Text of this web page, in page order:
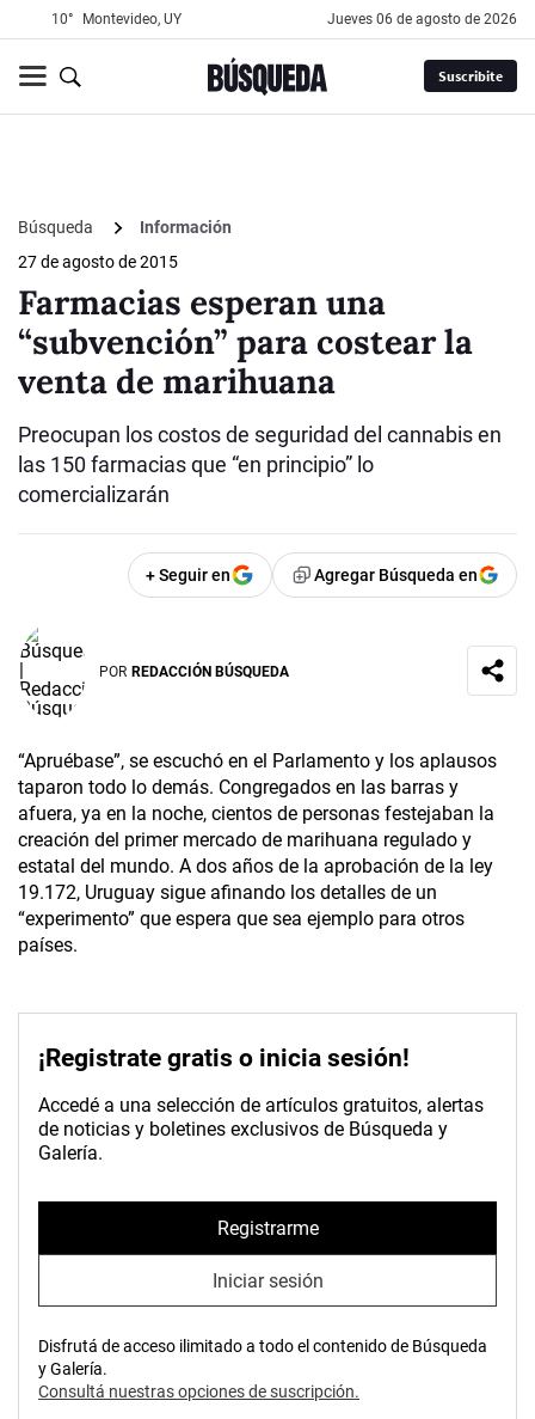
10° Montevideo, UY jueves 06 de agosto de 2026
Suscribite
Búsqueda
Información
27 de agosto de 2015
Farmacias esperan una
“subvención” para costear la
venta de marihuana
Preocupan los costos de seguridad del cannabis en
las 150 farmacias que “en principio” lo
comercializarán
+ Seguir en Agregar Búsqueda en
POR REDACCIÓN BÚSQUEDA
“Apruébase”, se escuchó en el Parlamento y los aplausos
taparon todo lo demás. Congregados en las barras y
afuera, ya en la noche, cientos de personas festejaban la
creación del primer mercado de marihuana regulado y
estatal del mundo. A dos años de la aprobación de la ley
19.172, Uruguay sigue afinando los detalles de un
“experimento” que espera que sea ejemplo para otros
países.
¡Registrate gratis o inicia sesión!
Accedé a una selección de artículos gratuitos, alertas
de noticias y boletines exclusivos de Búsqueda y
Galería.
Registrarme
Iniciar sesión
Disfrutá de acceso ilimitado a todo el contenido de Búsqueda
y Galería.
Consultá nuestras opciones de suscripción.